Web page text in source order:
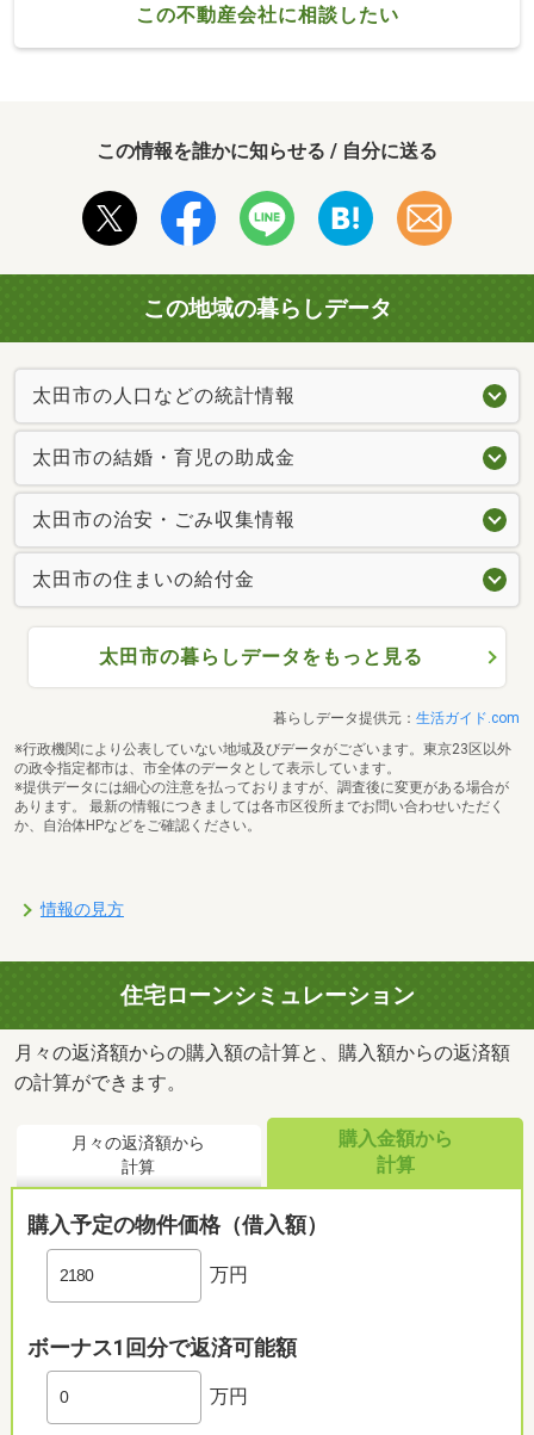
この不動産会社に相談したい
この情報を誰かに知らせる / 自分に送る
この地域の暮らしデータ
太田市の人口などの統計情報
太田市の結婚・育児の助成金
太田市の治安・ごみ収集情報
太田市の住まいの給付金
太田市の暮らしデータをもっと見る
暮らしデータ提供元： 生活ガイド.com
※行政機関により公表していない地域及びデータがございます。東京23区以外
の政令指定都市は、市全体のデータとして表示しています。
※提供データには細心の注意を払っておりますが、調査後に変更がある場合が
あります。 最新の情報につきましては各市区役所までお問い合わせいただく
か、自治体HPなどをご確認ください。
情報の見方
住宅ローンシミュレーション
月々の返済額からの購入額の計算と、購入額からの返済額
の計算ができます。
月々の返済額から
計算
購入金額から
計算
購入予定の物件価格（借入額）
万円
ボーナス1回分で返済可能額
万円